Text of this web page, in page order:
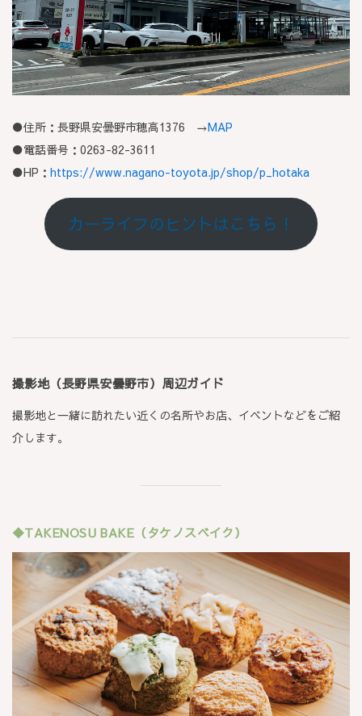
●住所：長野県安曇野市穂高1376 →MAP
●電話番号：0263-82-3611
●HP： https://www.nagano-toyota.jp/shop/p_hotaka
カーライフのヒントはこちら！
撮影地（長野県安曇野市）周辺ガイド
撮影地と一緒に訪れたい近くの名所やお店、イベントなどをご紹
介します。
◆TAKENOSU BAKE（タケノスベイク）